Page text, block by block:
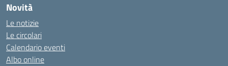
Novità
Le notizie
Le circolari
Calendario eventi
Albo online